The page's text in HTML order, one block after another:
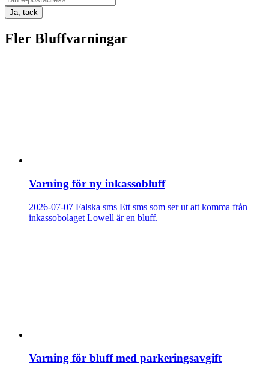
Ja, tack
Fler Bluffvarningar
Varning för ny inkassobluff
2026-07-07 Falska sms Ett sms som ser ut att komma från
inkassobolaget Lowell är en bluff.
Varning för bluff med parkeringsavgift